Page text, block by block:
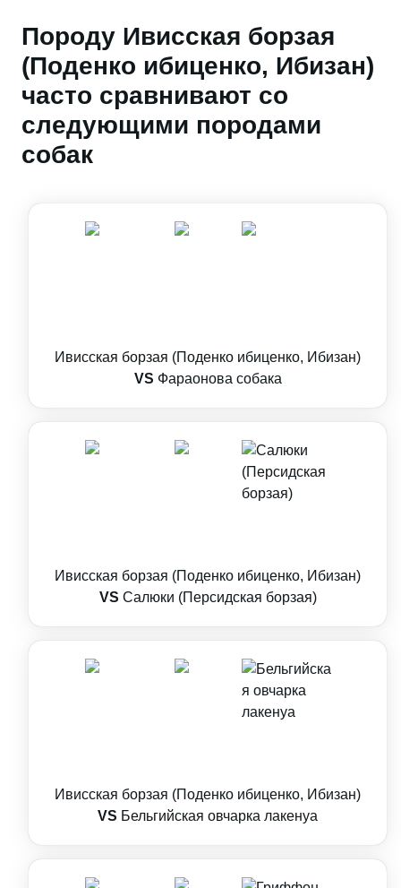
Породу Ивисская борзая
(Поденко ибиценко, Ибизан)
часто сравнивают со
следующими породами
собак
Ивисская борзая (Поденко ибиценко, Ибизан)
VS Фараонова собака
Ивисская борзая (Поденко ибиценко, Ибизан)
VS Салюки (Персидская борзая)
Ивисская борзая (Поденко ибиценко, Ибизан)
VS Бельгийская овчарка лакенуа